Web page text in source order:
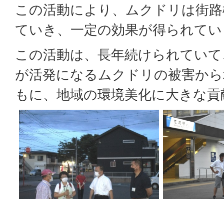
この活動により、ムクドリは街
ていき、一定の効果が得られて
この活動は、長年続けられてい
が活発になるムクドリの被害か
もに、地域の環境美化に大きな